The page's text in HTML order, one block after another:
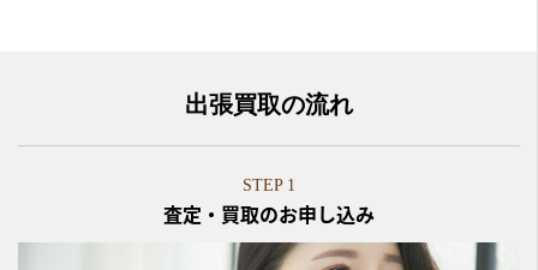
出張買取の流れ
STEP 1
査定・買取のお申し込み